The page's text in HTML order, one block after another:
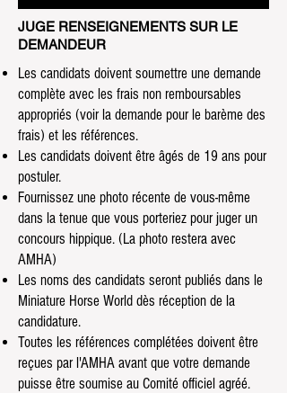
JUGE RENSEIGNEMENTS SUR LE
DEMANDEUR
Les candidats doivent soumettre une demande
complète avec les frais non remboursables
appropriés (voir la demande pour le barème des
frais) et les références.
Les candidats doivent être âgés de 19 ans pour
postuler.
Fournissez une photo récente de vous-même
dans la tenue que vous porteriez pour juger un
concours hippique. (La photo restera avec
AMHA)
Les noms des candidats seront publiés dans le
Miniature Horse World dès réception de la
candidature.
Toutes les références complétées doivent être
reçues par l'AMHA avant que votre demande
puisse être soumise au Comité officiel agréé.